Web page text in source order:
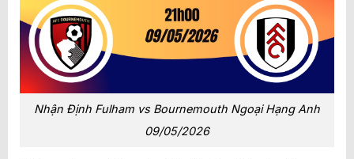
Nhận Định Fulham vs Bournemouth Ngoại Hạng Anh
09/05/2026